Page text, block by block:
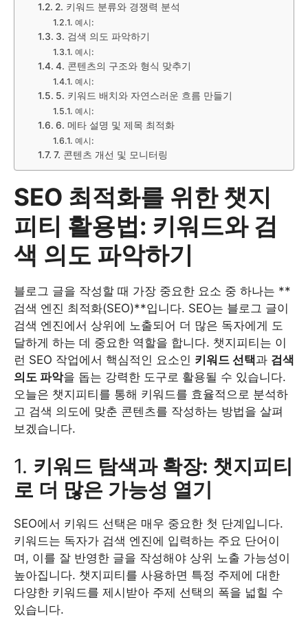
2. 키워드 분류와 경쟁력 분석
예시:
3. 검색 의도 파악하기
예시:
4. 콘텐츠의 구조와 형식 맞추기
예시:
5. 키워드 배치와 자연스러운 흐름 만들기
예시:
6. 메타 설명 및 제목 최적화
예시:
7. 콘텐츠 개선 및 모니터링
SEO 최적화를 위한 챗지
피티 활용법: 키워드와 검
색 의도 파악하기
블로그 글을 작성할 때 가장 중요한 요소 중 하나는 **
검색 엔진 최적화(SEO)**입니다. SEO는 블로그 글이
검색 엔진에서 상위에 노출되어 더 많은 독자에게 도
달하게 하는 데 중요한 역할을 합니다. 챗지피티는 이
런 SEO 작업에서 핵심적인 요소인 키워드 선택과 검색
의도 파악을 돕는 강력한 도구로 활용될 수 있습니다.
오늘은 챗지피티를 통해 키워드를 효율적으로 분석하
고 검색 의도에 맞춘 콘텐츠를 작성하는 방법을 살펴
보겠습니다.
1. 키워드 탐색과 확장: 챗지피티
로 더 많은 가능성 열기
SEO에서 키워드 선택은 매우 중요한 첫 단계입니다.
키워드는 독자가 검색 엔진에 입력하는 주요 단어이
며, 이를 잘 반영한 글을 작성해야 상위 노출 가능성이
높아집니다. 챗지피티를 사용하면 특정 주제에 대한
다양한 키워드를 제시받아 주제 선택의 폭을 넓힐 수
있습니다.